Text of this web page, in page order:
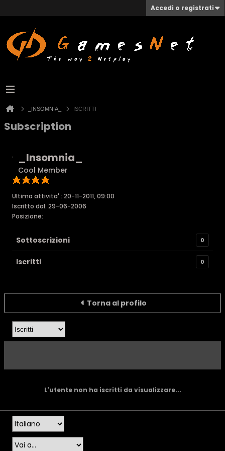
Accedi o registrati
_INSOMNIA_ ISCRITTI
Subscription
_Insomnia_
Cool Member
Ultima attivita' : 20-11-2011, 09:00
Iscritto dal: 29-06-2006
Posizione:
Sottoscrizioni 0
Iscritti 0
Torna al profilo
L'utente non ha iscritti da visualizzare...